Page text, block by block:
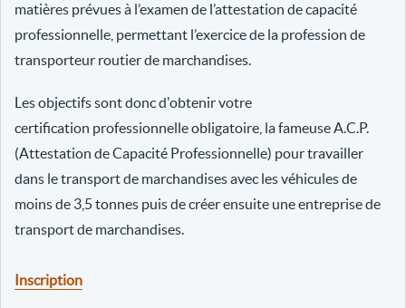
matières prévues à l’examen de l’attestation de capacité
professionnelle, permettant l’exercice de la profession de
transporteur routier de marchandises.
Les objectifs sont donc d'obtenir votre
certification professionnelle obligatoire, la fameuse A.C.P.
(Attestation de Capacité Professionnelle) pour travailler
dans le transport de marchandises avec les véhicules de
moins de 3,5 tonnes puis de créer ensuite une entreprise de
transport de marchandises.
Inscription